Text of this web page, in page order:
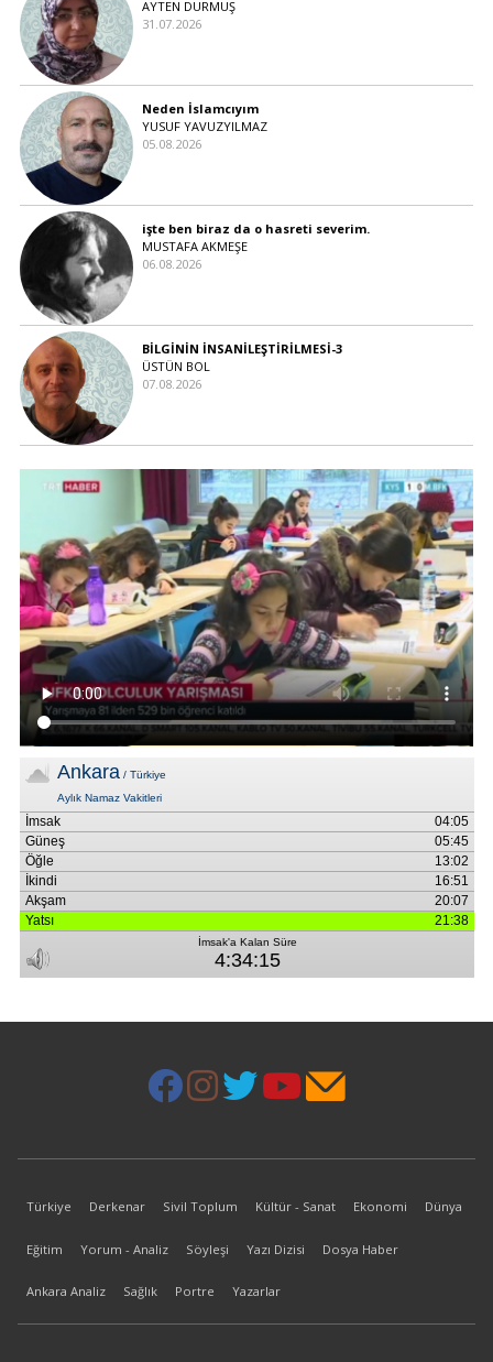
AYTEN DURMUŞ
31.07.2026
Neden İslamcıyım
YUSUF YAVUZYILMAZ
05.08.2026
işte ben biraz da o hasreti severim.
MUSTAFA AKMEŞE
06.08.2026
BİLGİNİN İNSANİLEŞTİRİLMESİ-3
ÜSTÜN BOL
07.08.2026
Türkiye Derkenar Sivil Toplum Kültür - Sanat Ekonomi Dünya
Eğitim Yorum - Analiz Söyleşi Yazı Dizisi Dosya Haber
Ankara Analiz Sağlık Portre Yazarlar